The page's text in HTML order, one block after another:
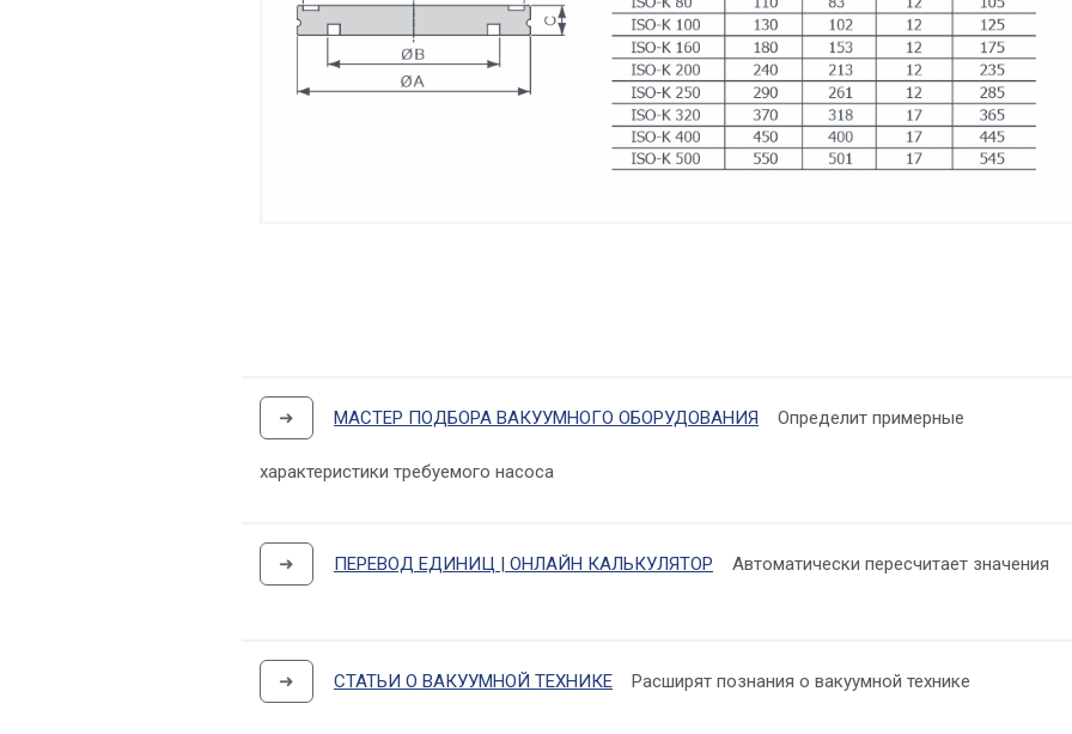
➜ МАСТЕР ПОДБОРА ВАКУУМНОГО ОБОРУДОВАНИЯ Определит примерные
характеристики требуемого насоса
➜ ПЕРЕВОД ЕДИНИЦ | ОНЛАЙН КАЛЬКУЛЯТОР Автоматически пересчитает значения
➜ СТАТЬИ О ВАКУУМНОЙ ТЕХНИКЕ Расширят познания о вакуумной технике